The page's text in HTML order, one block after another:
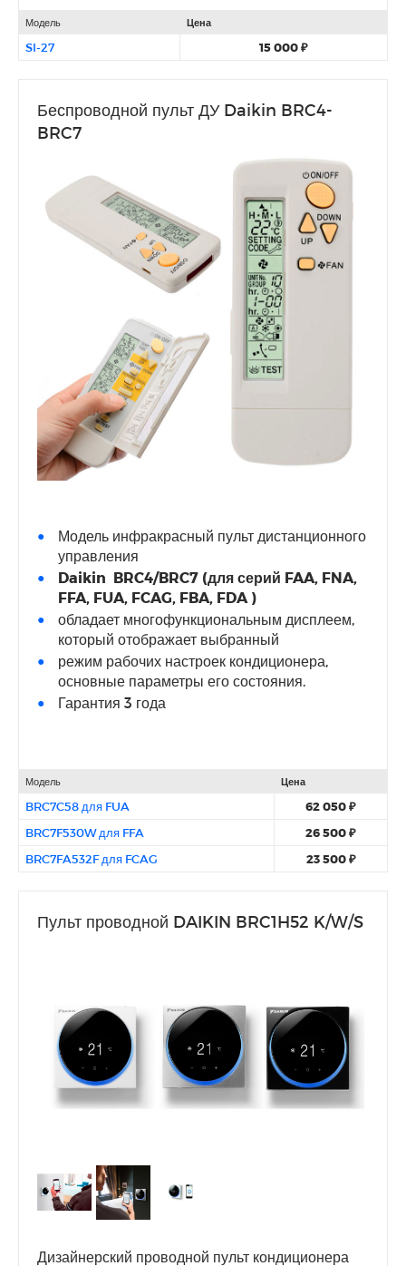
Модель Цена
SI-27 15 000 ₽
Беспроводной пульт ДУ Daikin BRC4-
BRC7
Модель инфракрасный пульт дистанционного
управления
Daikin BRC4/BRC7 (для серий FAA, FNA,
FFA, FUA, FCAG, FBA, FDA)
обладает многофункциональным дисплеем,
который отображает выбранный
режим рабочих настроек кондиционера,
основные параметры его состояния.
Гарантия 3 года
Модель Цена
BRC7C58 для FUA
62 050 ₽
BRC7F530W для FFA
26 500 ₽
BRC7FA532F для FCAG
23 500 ₽
Пульт проводной DAIKIN BRC1H52 K/W/S
Дизайнерский проводной пульт кондиционера